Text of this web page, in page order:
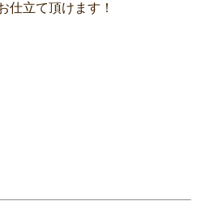
仕立て頂けます！